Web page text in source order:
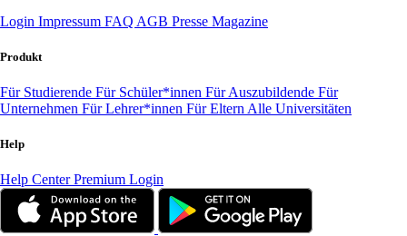
Login Impressum FAQ AGB Presse Magazine
Produkt
Für Studierende Für Schüler*innen Für Auszubildende Für
Unternehmen Für Lehrer*innen Für Eltern Alle Universitäten
Help
Help CenterPremium Login